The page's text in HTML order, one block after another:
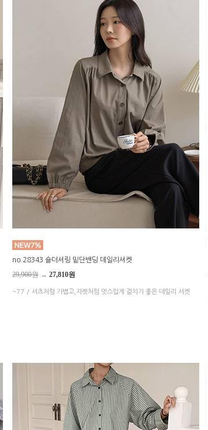
no.28343 숄더셔링 밑단밴딩 데일리셔켓
29,900원 → 27,810원
~77 / 셔츠처럼 가볍고,자켓처럼 멋스럽게 걸치기 좋은 데일리 셔켓